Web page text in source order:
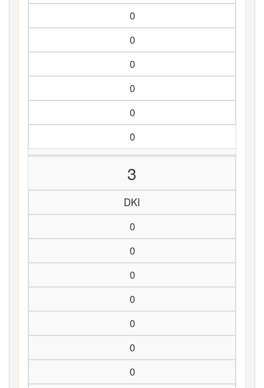
0
0
0
0
0
0
3
DKI
0
0
0
0
0
0
0